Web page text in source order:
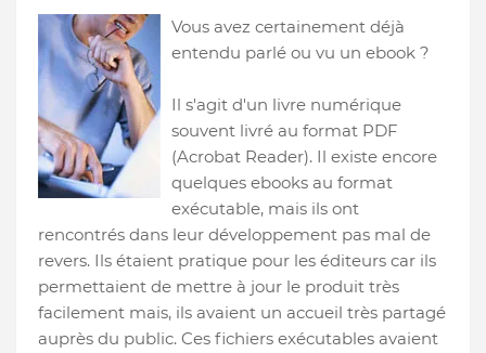
Vous avez certainement déjà
entendu parlé ou vu un ebook ?
Il s'agit d'un livre numérique
souvent livré au format PDF
(Acrobat Reader). Il existe encore
quelques ebooks au format
exécutable, mais ils ont
rencontrés dans leur développement pas mal de
revers. Ils étaient pratique pour les éditeurs car ils
permettaient de mettre à jour le produit très
facilement mais, ils avaient un accueil très partagé
auprès du public. Ces fichiers exécutables avaient